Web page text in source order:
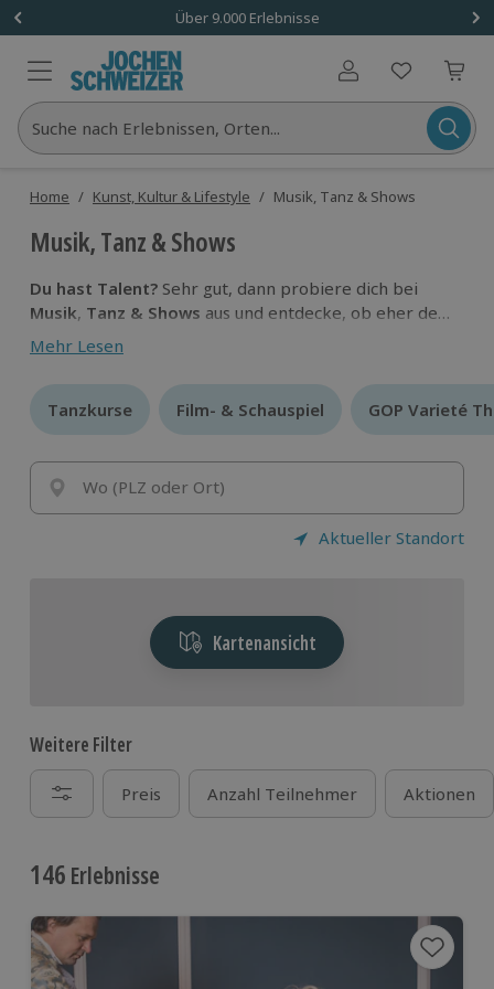
Über 9.000 Erlebnisse
Benutzerkonto
Suche nach Erlebnissen, Orten...
Home / Kunst, Kultur & Lifestyle / Musik, Tanz & Shows
Musik, Tanz & Shows
Du hast Talent? Sehr gut, dann probiere dich bei
Musik, Tanz & Shows aus und entdecke, ob eher der
nächste Grammy oder der Oscar an dich gehen soll.
Wir fördern deine versteckten Begabungen und sind
Mehr Lesen
Tanzkurse
Tanzkurse Film- & Schauspiel
Film- & Schauspiel GOP Varieté
GOP Varieté
Wo (PLZ oder Ort)
Aktueller Standort
Kartenansicht
Weitere Filter
Preis Anzahl Teilnehmer Aktionen
146 Erlebnisse